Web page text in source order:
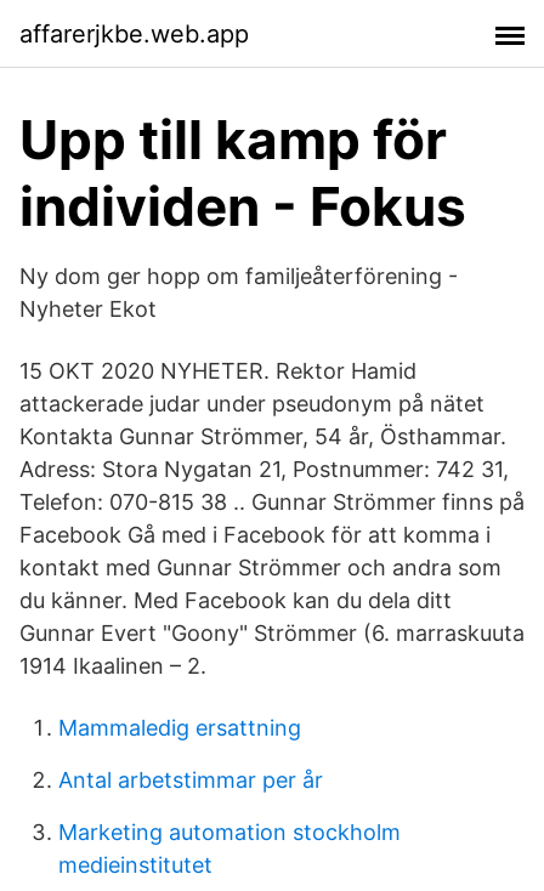
affarerjkbe.web.app
Upp till kamp för
individen - Fokus
Ny dom ger hopp om familjeåterförening -
Nyheter Ekot
15 OKT 2020 NYHETER. Rektor Hamid
attackerade judar under pseudonym på nätet
Kontakta Gunnar Strömmer, 54 år, Östhammar.
Adress: Stora Nygatan 21, Postnummer: 742 31,
Telefon: 070-815 38 .. Gunnar Strömmer finns på
Facebook Gå med i Facebook för att komma i
kontakt med Gunnar Strömmer och andra som
du känner. Med Facebook kan du dela ditt
Gunnar Evert "Goony" Strömmer (6. marraskuuta
1914 Ikaalinen – 2.
Mammaledig ersattning
Antal arbetstimmar per år
Marketing automation stockholm
medieinstitutet